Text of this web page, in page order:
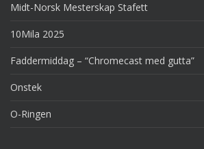
Midt-Norsk Mesterskap Stafett
10Mila 2025
Faddermiddag – “Chromecast med gutta”
Onstek
O-Ringen